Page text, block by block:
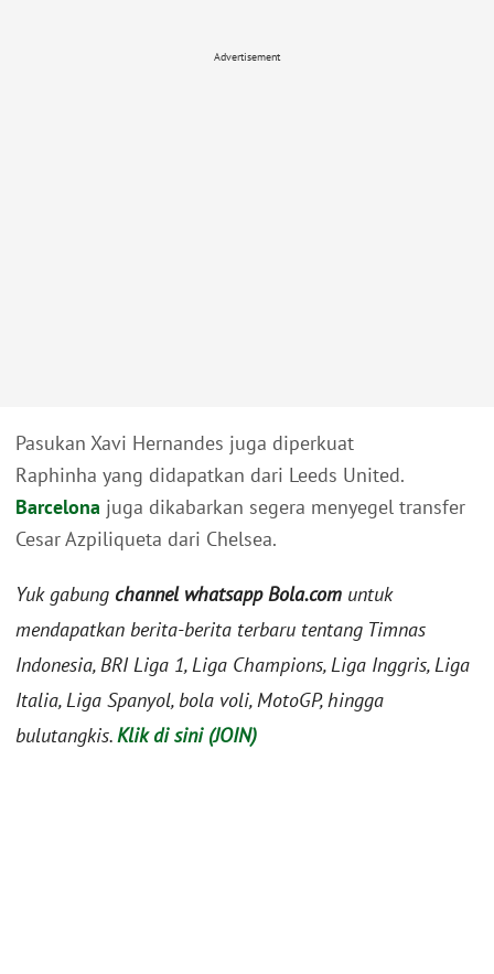
Advertisement
Pasukan Xavi Hernandes juga diperkuat
Raphinha yang didapatkan dari Leeds United.
Barcelona juga dikabarkan segera menyegel transfer
Cesar Azpiliqueta dari Chelsea.
Yuk gabung channel whatsapp Bola.com untuk
mendapatkan berita-berita terbaru tentang Timnas
Indonesia, BRI Liga 1, Liga Champions, Liga Inggris, Liga
Italia, Liga Spanyol, bola voli, MotoGP, hingga
bulutangkis.Klik di sini (JOIN)